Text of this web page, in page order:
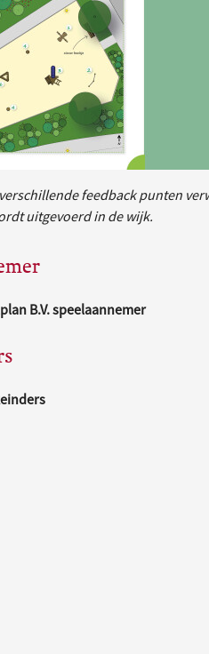
feedback punten
uitgevoerd in de wijk.
B.V. speelaannemer